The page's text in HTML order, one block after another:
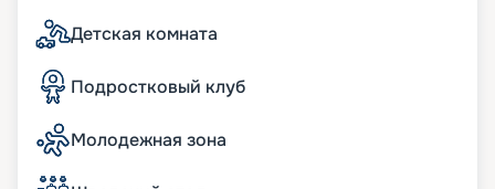
Детская комната
Подростковый клуб
Молодежная зона